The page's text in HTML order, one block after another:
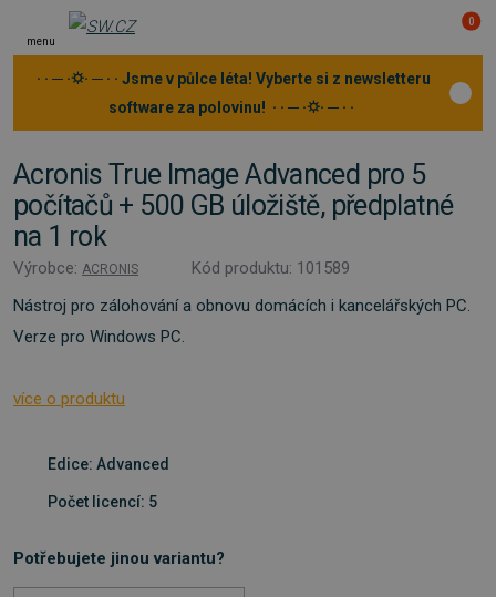
menu
0
· · ─ ·⛭· ─ · · Jsme v půlce léta! Vyberte si z newsletteru
software za polovinu! · · ─ ·⛭· ─ · ·
Acronis True Image Advanced pro 5
počítačů + 500 GB úložiště, předplatné
na 1 rok
Výrobce: ACRONIS
Kód produktu: 101589
Nástroj pro zálohování a obnovu domácích i kancelářských PC.
Verze pro Windows PC.
více o produktu
Edice: Advanced
Počet licencí: 5
Potřebujete jinou variantu?